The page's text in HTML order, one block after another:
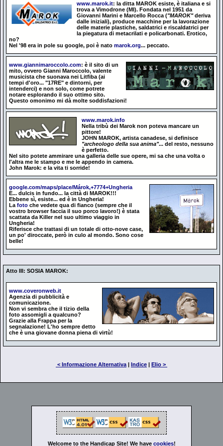
www.marok.it: la ditta MAROK esiste, è italiana e si
trova a Vimodrone (MI). Fondata nel 1951 da
Giovanni Marini e Marcello Rocca ("MAROK"deriva
dalle iniziali), produce macchine per la lavorazione
delle materie plastiche, saldatrici e riscaldatrici per
la piegatura di metacrilati e policarbonati. Erotico,
no?
Nel '98 era in pole su google, poi è nato marok.org... peccato.
www.giannimaroccolo.com: è il sito di un
mito, ovvero Gianni Maroccolo, valente
musicista che suonava nei Litfiba (ai
tempi d'oro... "17RE" e dintorni, per
intenderci) e non solo, come potrete
notare esplorando il suo ottimo sito.
Questo omonimo mi dà molte soddisfazioni!
www.marok.info
Nella tribù dei Marok non poteva mancare un
pittore!
JOHN MAROK, artista canadese, si definisce
"archeologo della sua anima"... del resto, nessuno
è perfetto.
Nel sito potete ammirare una galleria delle sue opere, mi sa che una volta o
l'altra me le stampo e me le appendo in camera.
John Marok: e la vita ti sorride!
google.com/maps/place/Márok,+7774+Ungheria
E... dulcis in fundo... la città di MAROK!!!
Ebbene sì, esiste... ed è in Ungheria!
La foto che vedete qua di fianco (sempre che il
vostro browser faccia il suo porco lavoro!) è stata
scattata da Killer nel suo ultimo viaggio in
Ungheria!
Riferisce che trattasi di un totale di otto-nove case,
un po' diroccate, però in culo al mondo. Sono cose
belle!
Atto III: SOSIA MAROK:
www.coveronweb.it
Agenzia di pubblicità e
comunicazione.
Non vi sembra che il tizio della
foto assomigli a qualcuno?
Grazie alla Frappa per la
segnalazione! L'ho sempre detto
che è una giovane donna piena di virtù!
< Informazione Alternativa | Indice | Elio >
Welcome to the Handicap Site! We have cookies!